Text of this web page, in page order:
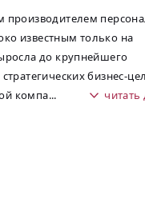
производителем
известным только на
до крупнейшего
бизнес-
компа... читать